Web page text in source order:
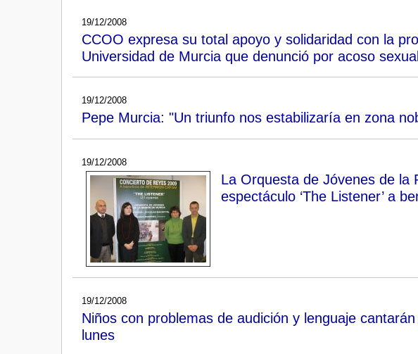
19/12/2008
CCOO expresa su total apoyo y solidaridad con la
Universidad de Murcia que denunció por acoso
19/12/2008
Pepe Murcia: "Un triunfo nos estabilizaría en zona
19/12/2008
La Orquesta de Jóvenes de la
espectáculo ‘The Listener’ a
19/12/2008
Niños con problemas de audición y lenguaje
lunes